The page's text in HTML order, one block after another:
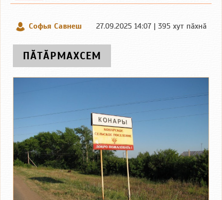
Софья Савнеш 27.09.2025 14:07 | 395 хут пӑхнӑ
ПӐТӐРМАХСЕМ